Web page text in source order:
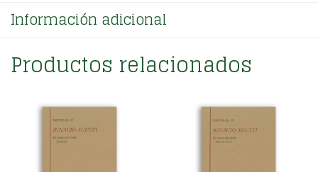
Información adicional
Productos relacionados